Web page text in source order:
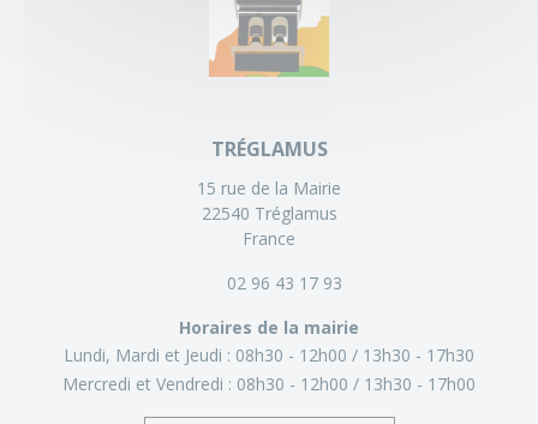
TRÉGLAMUS
15 rue de la Mairie
22540 Tréglamus
France
02 96 43 17 93
Horaires de la mairie
Lundi, Mardi et Jeudi : 08h30 - 12h00
13h30 - 17h30
Mercredi et Vendredi : 08h30 - 12h00 13h30 - 17h00